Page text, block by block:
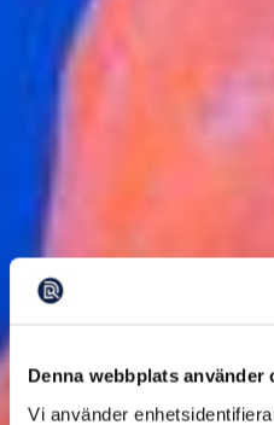
Denna webbplats använder
Vi använder